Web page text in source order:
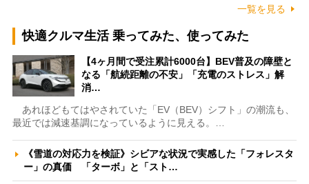
一覧を見る
快適クルマ生活 乗ってみた、使ってみた
【4ヶ月間で受注累計6000台】BEV普及の障壁と
なる「航続距離の不安」「充電のストレス」解
消…
あれほどもてはやされていた「EV（BEV）シフト」の潮流も、
最近では減速基調になっているように見える。…
《雪道の対応力を検証》シビアな状況で実感した「フォレスタ
ー」の真価 「ターボ」と「スト…